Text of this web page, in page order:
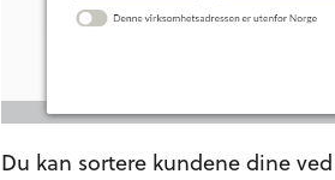
Du kan sortere kundene dine